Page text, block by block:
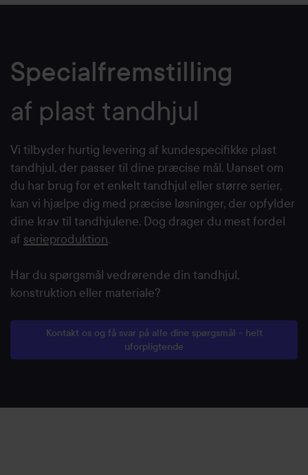
Specialfremstilling
af plast tandhjul
Vi tilbyder hurtig levering af kundespecifikke plast
tandhjul, der passer til dine præcise mål. Uanset om
du har brug for et enkelt tandhjul eller større serier,
kan vi hjælpe dig med præcise løsninger, der opfylder
dine krav til tandhjulene. Dog drager du mest fordel
af serieproduktion.
Har du spørgsmål vedrørende din tandhjul,
konstruktion eller materiale?
Kontakt os og få svar på alle dine spørgsmål - helt
uforpligtende